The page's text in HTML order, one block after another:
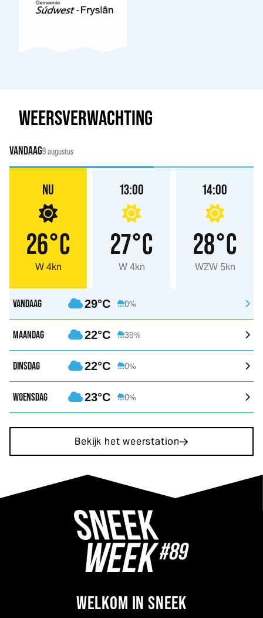
WEERSVERWACHTING
VANDAAG9 augustus
NU
26°C
W 4kn
13:00
27°C
W 4kn
14:00
28°C
WZW 5kn
VANDAAG 29°C 0%
MAANDAG 22°C 39%
DINSDAG 22°C 0%
WOENSDAG 23°C 0%
Bekijk het weerstation
WELKOM IN SNEEK